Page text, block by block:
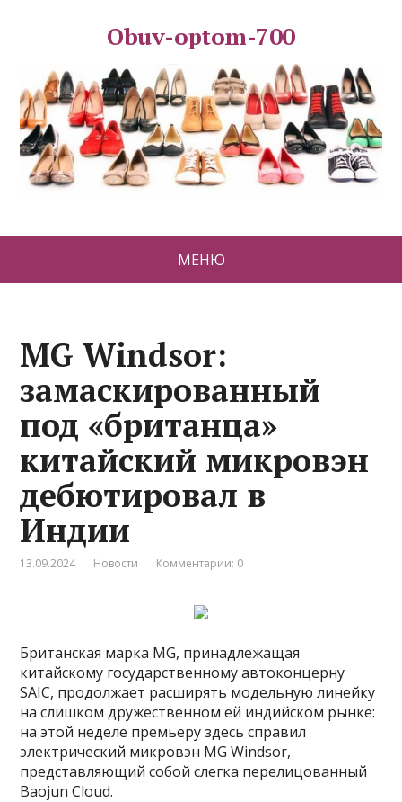
Obuv-optom-700
МЕНЮ
MG Windsor:
замаскированный
под «британца»
китайский микровэн
дебютировал в
Индии
13.09.2024 Новости Комментарии: 0
Британская марка MG, принадлежащая
китайскому государственному автоконцерну
SAIC, продолжает расширять модельную линейку
на слишком дружественном ей индийском рынке:
на этой неделе премьеру здесь справил
электрический микровэн MG Windsor,
представляющий собой слегка перелицованный
Baojun Cloud.